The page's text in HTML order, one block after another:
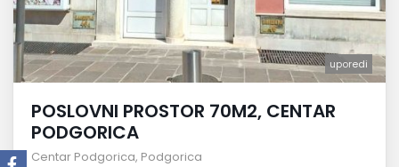
uporedi
POSLOVNI PROSTOR 70M2, CENTAR
PODGORICA
Centar Podgorica, Podgorica